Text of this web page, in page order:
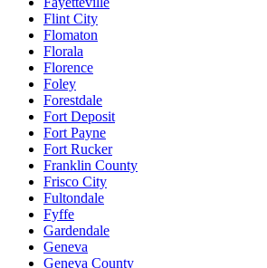
Flint City
Flomaton
Florala
Florence
Foley
Forestdale
Fort Deposit
Fort Payne
Fort Rucker
Franklin County
Frisco City
Fultondale
Fyffe
Gardendale
Geneva
Geneva County